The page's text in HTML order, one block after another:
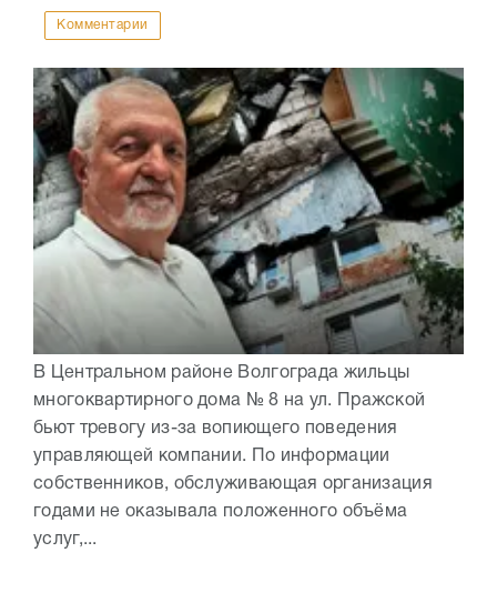
Комментарии
В Центральном районе Волгограда жильцы
многоквартирного дома № 8 на ул. Пражской
бьют тревогу из-за вопиющего поведения
управляющей компании. По информации
собственников, обслуживающая организация
годами не оказывала положенного объёма
услуг,...